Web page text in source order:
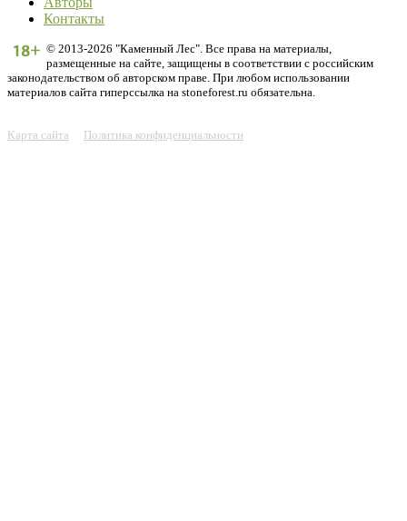
Контакты
© 2013-2026 "Каменный Лес". Все права на материалы,
размещенные на сайте, защищены в соответствии с российским
законодательством об авторском праве. При любом использовании
материалов сайта гиперссылка на stoneforest.ru обязательна.
Карта сайта Политика конфиденциальности